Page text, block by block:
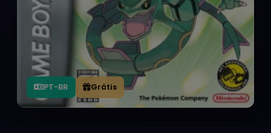
PT-BR Grátis